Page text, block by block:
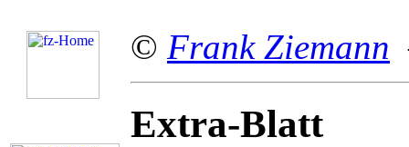
© Frank Ziemann
Extra-Blatt